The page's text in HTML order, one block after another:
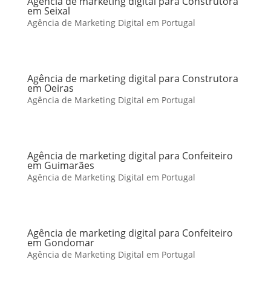
em Seixal
Agência de Marketing Digital em Portugal
Agência de marketing digital para Construtora
em Oeiras
Agência de Marketing Digital em Portugal
Agência de marketing digital para Confeiteiro
em Guimarães
Agência de Marketing Digital em Portugal
Agência de marketing digital para Confeiteiro
em Gondomar
Agência de Marketing Digital em Portugal